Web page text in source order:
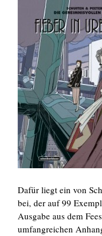
Dafür liegt ein von
bei, der auf 99
Ausgabe aus dem
umfangreichen